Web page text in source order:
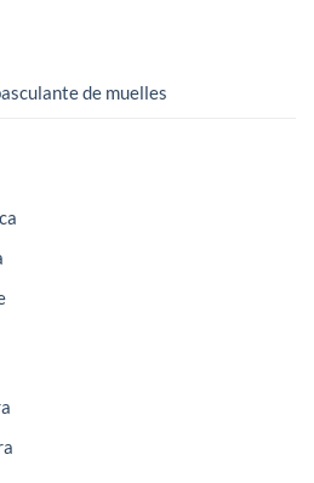
de muelles